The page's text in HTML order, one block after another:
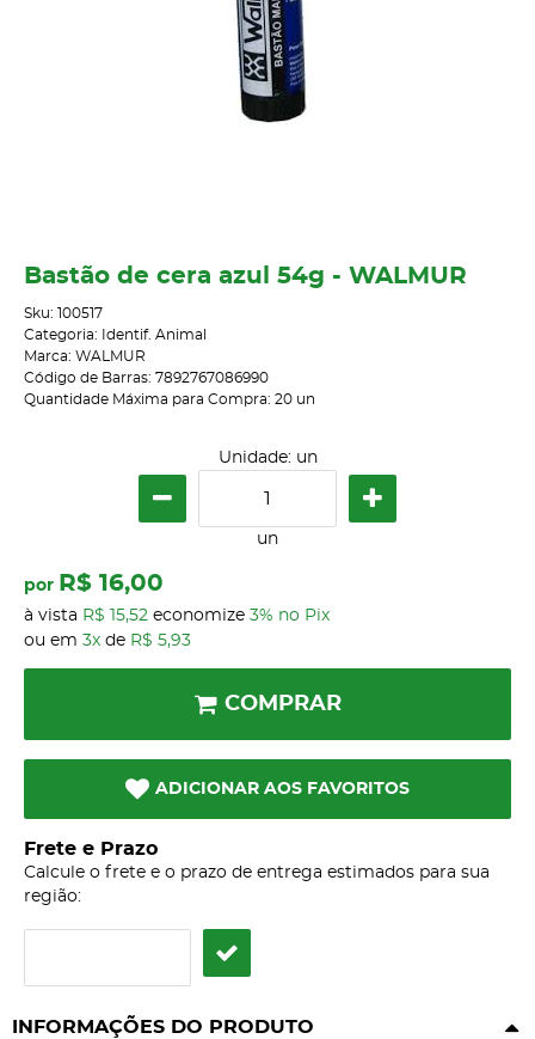
Bastão de cera azul 54g - WALMUR
Sku: 100517
Categoria:
Identif. Animal
Marca: WALMUR
Código de Barras: 7892767086990
Quantidade Máxima para Compra: 20 un
Unidade: un
un
por R$ 16,00
à vista R$ 15,52 economize 3% no Pix
ou em 3x de R$ 5,93
COMPRAR
ADICIONAR AOS FAVORITOS
Frete e Prazo
Calcule o frete e o prazo de entrega estimados para sua
região:
INFORMAÇÕES DO PRODUTO